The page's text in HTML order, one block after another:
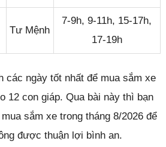
Tư Mệnh
7-9h, 9-11h, 15-17h,
17-19h
các ngày tốt nhất để mua sắm xe
12 con giáp. Qua bài này thì bạn
sắm xe trong tháng 8/2026 để
được thuận lợi bình an.